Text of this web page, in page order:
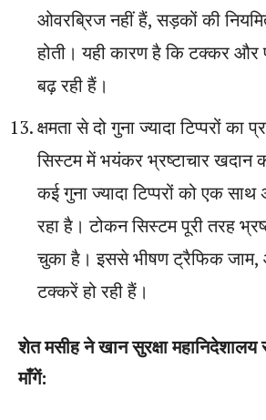
ओवरब्रिज नहीं हैं, सड़कों की
होती। यही कारण है कि टक्कर
बढ़ रही हैं।
क्षमता से दो गुना ज्यादा टिप्परों का
सिस्टम में भयंकर भ्रष्टाचार खदान की
कई गुना ज्यादा टिप्परों को एक
रहा है। टोकन सिस्टम पूरी तरह
चुका है। इससे भीषण ट्रैफिक
टक्करें हो रही हैं।
शेत मसीह ने खान सुरक्षा
माँगें: